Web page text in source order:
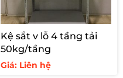
Kệ sắt v lỗ 4 tầng tải
50kg/tầng
Giá: Liên hệ